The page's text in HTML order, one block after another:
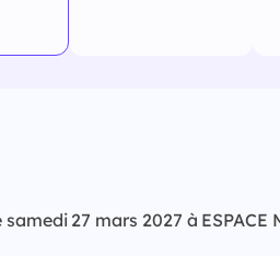
27 mars 2027 à ESPACE